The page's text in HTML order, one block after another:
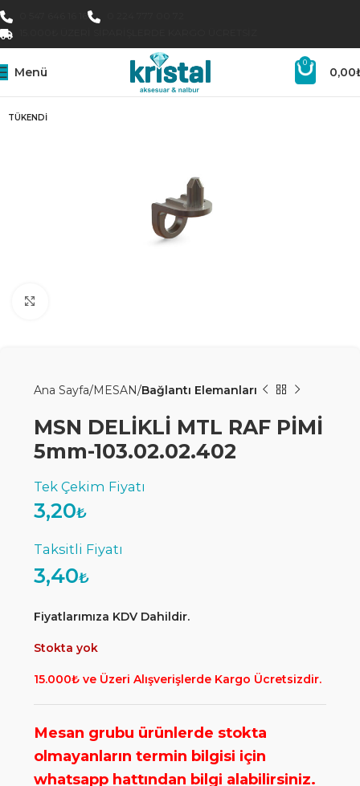
Menü
0
0,00
TÜKENDI
Ana Sayfa MESAN Bağlantı Elemanları
MSN DELİKLİ MTL RAF PİMİ
5mm-103.02.02.402
3,20₺
3,40₺
Fiyatlarımıza KDV Dahildir.
Stokta yok
15.000₺ ve Üzeri Alışverişlerde Kargo Ücretsizdir.